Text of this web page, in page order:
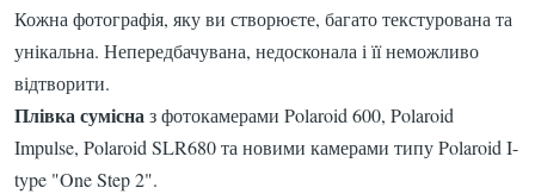
Кожна фотографія, яку ви створюєте, багато текстурована та
унікальна. Непередбачувана, недосконала і її неможливо
відтворити.
Плівка сумісна з фотокамерами Polaroid 600, Polaroid
Impulse, Polaroid SLR680 та новими камерами типу Polaroid I-
type "One Step 2".